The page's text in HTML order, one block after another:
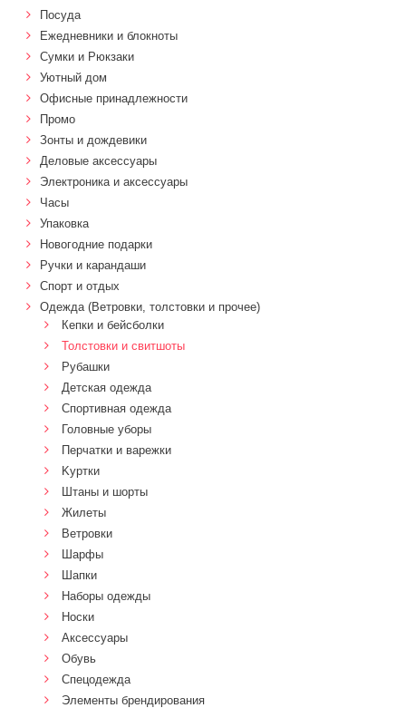
Посуда
Ежедневники и блокноты
Сумки и Рюкзаки
Уютный дом
Офисные принадлежности
Промо
Зонты и дождевики
Деловые аксессуары
Электроника и аксессуары
Часы
Упаковка
Новогодние подарки
Ручки и карандаши
Спорт и отдых
Одежда (Ветровки, толстовки и прочее)
Кепки и бейсболки
Толстовки и свитшоты
Рубашки
Детская одежда
Спортивная одежда
Головные уборы
Перчатки и варежки
Kуртки
Штаны и шорты
Жилеты
Ветровки
Шарфы
Шапки
Наборы одежды
Носки
Аксессуары
Обувь
Спецодежда
Элементы брендирования